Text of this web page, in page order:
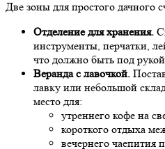
Две зоны для простого дачного
Отделение для хранения.
инструменты, перчатки,
что должно быть под
Веранда с лавочкой.
лавку или небольшой
место для:
утреннего кофе на
короткого отдыха
вечернего чаепития